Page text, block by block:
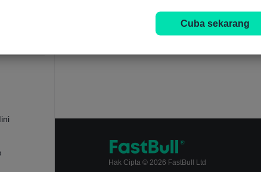
Hak Cipta © 2026 FastBull Ltd
Cuba sekarang